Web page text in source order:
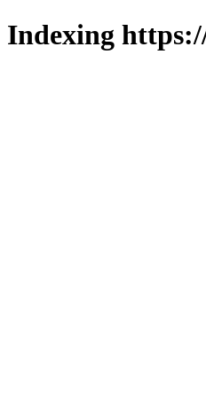
Indexing